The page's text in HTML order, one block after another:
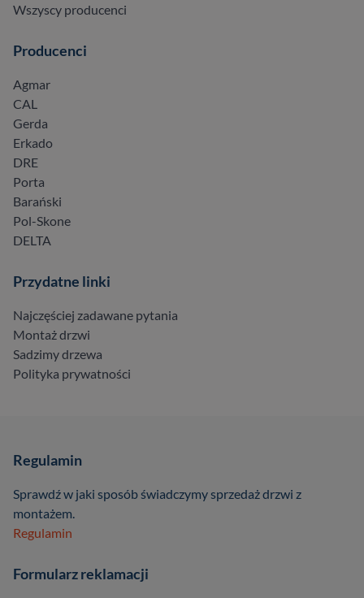
Wszyscy producenci
Producenci
Agmar
CAL
Gerda
Erkado
DRE
Porta
Barański
Pol-Skone
DELTA
Przydatne linki
Najczęściej zadawane pytania
Montaż drzwi
Sadzimy drzewa
Polityka prywatności
Regulamin
Sprawdź w jaki sposób świadczymy sprzedaż drzwi z
montażem.
Regulamin
Formularz reklamacji